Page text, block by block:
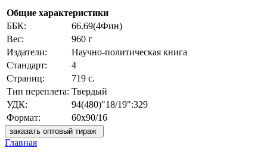
Общие характеристики
ББК:
66.69(4Фин)
Вес:
960 г
Издатели:
Научно-политическая книга
Стандарт:
4
Страниц:
719 с.
Тип переплета: Твердый
УДК:
94(480)"18/19":329
Формат:
60х90/16
заказать оптовый тираж
Главная